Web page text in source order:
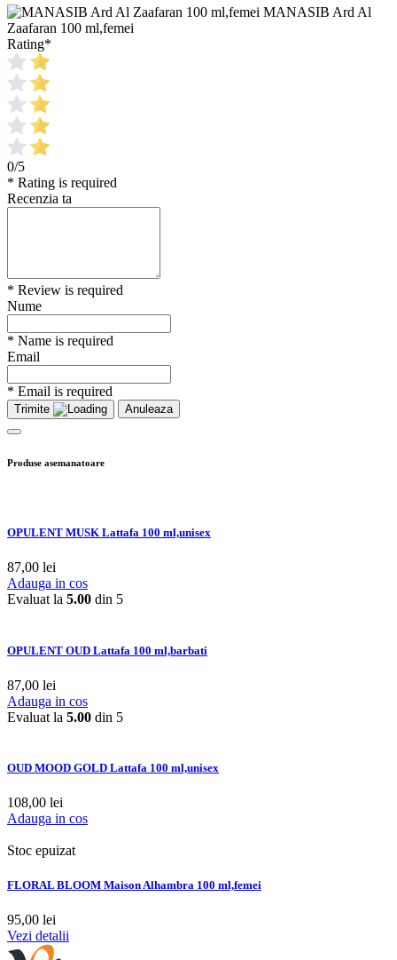
MANASIB Ard Al
Zaafaran 100 ml,femei
Rating*
0/5
* Rating is required
Recenzia ta
* Review is required
Nume
* Name is required
Email
* Email is required
Trimite Anuleaza
Produse asemanatoare
OPULENT MUSK Lattafa 100 ml,unisex
87,00 lei
Adauga in cos
Evaluat la 5.00 din 5
OPULENT OUD Lattafa 100 ml,barbati
87,00 lei
Adauga in cos
Evaluat la 5.00 din 5
OUD MOOD GOLD Lattafa 100 ml,unisex
108,00 lei
Adauga in cos
Stoc epuizat
FLORAL BLOOM Maison Alhambra 100 ml,femei
95,00 lei
Vezi detalii